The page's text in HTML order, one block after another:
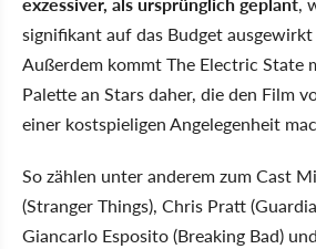
signifikant auf das Budget
Außerdem kommt The Electric State
Palette an Stars daher, die den Film
einer kostspieligen Angelegenheit
So zählen unter anderem zum Cast
(Stranger Things), Chris Pratt
Giancarlo Esposito (Breaking Bad)